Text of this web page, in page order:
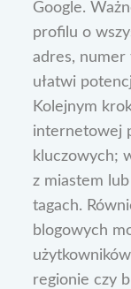
Google.
profilu o
adres, numer
ułatwi
Kolejnym
internetowej
kluczowych;
z miastem
tagach.
blogowych
regionie czy